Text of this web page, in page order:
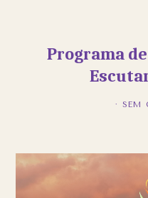
Programa
· SEM